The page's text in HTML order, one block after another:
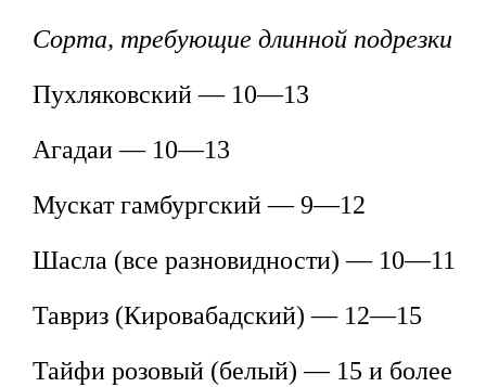
Сорта, требующие длинной подрезки
Пухляковский — 10—13
Агадаи — 10—13
Мускат гамбургский — 9—12
Шасла (все разновидности) — 10—11
Тавриз (Кировабадский) — 12—15
Тайфи розовый (белый) — 15 и более